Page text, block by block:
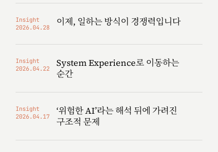
Insight
2026.04.28
이제, 일하는 방식이 경쟁력입니다
Insight
2026.04.22
System Experience로 이동하는
순간
Insight
2026.04.17
‘위험한 AI’라는 해석 뒤에 가려진
구조적 문제